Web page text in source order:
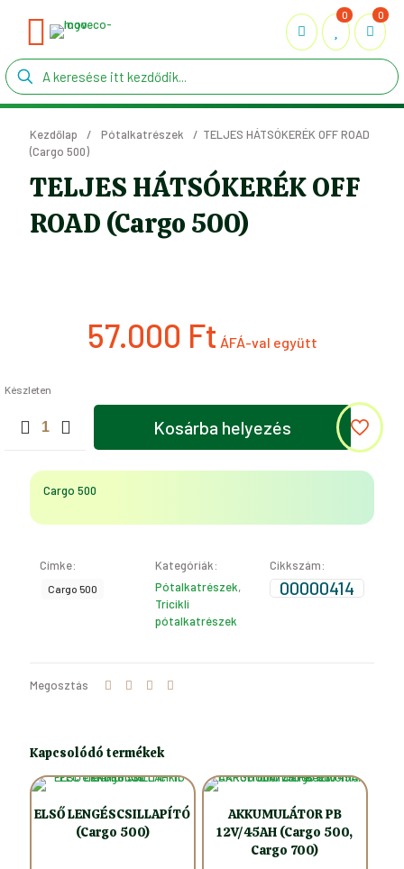
0 0
Kezdőlap / Pótalkatrészek / TELJES HÁTSÓKERÉK OFF ROAD
(Cargo 500)
TELJES HÁTSÓKERÉK OFF
ROAD (Cargo 500)
57.000 Ft
Készleten
HÁTSÓKERÉK
(Cargo
mennyiség
Kosárba helyezés
Cargo 500
Címke:
Cargo 500
Kategóriák:
Pótalkatrészek,
Tricikli
pótalkatrészek
Cikkszám:
00000414
Megosztás
Kapcsolódó termékek
ELSŐ LENGÉSCSILLAPÍTÓ
(Cargo 500)
AKKUMULÁTOR PB
12V/45AH (Cargo 500,
Cargo 700)